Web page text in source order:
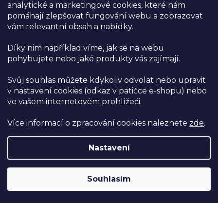
analytické a marketingové cookies, které nám
pomáhají zlepšovat fungování webu a zobrazovat
vám relevantní obsah a nabídky.
Díky nim například víme, jak se na webu
pohybujete nebo jaké produkty vás zajímají.
Svůj souhlas můžete kdykoliv odvolat nebo upravit
v nastavení cookies (odkaz v patičce e-shopu) nebo
ve vašem internetovém prohlížeči.
Více informací o zpracování cookies naleznete zde.
Nastavení
Souhlasím
Kontakty
Pro zákazníky
Doprava a platba
Věrnostní program
Reklamace a vrácení zboží
Ochrana osobních údajů